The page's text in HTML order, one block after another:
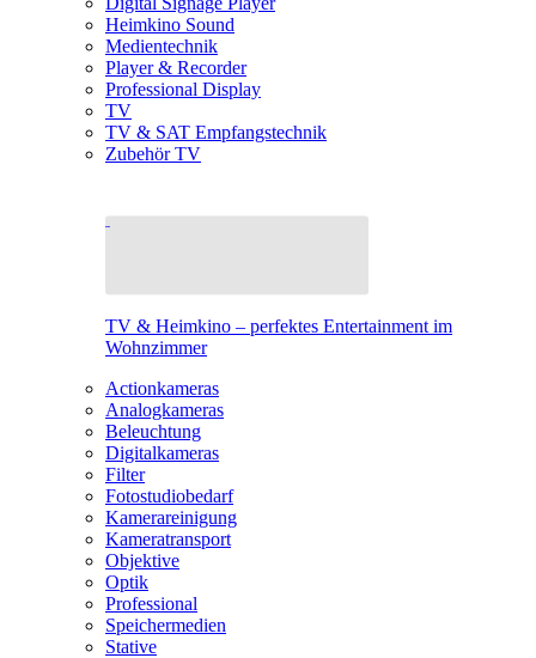
Heimkino Sound
Medientechnik
Player & Recorder
Professional Display
TV
TV & SAT Empfangstechnik
Zubehör TV
TV & Heimkino – perfektes Entertainment im
Wohnzimmer
Actionkameras
Analogkameras
Beleuchtung
Digitalkameras
Filter
Fotostudiobedarf
Kamerareinigung
Kameratransport
Objektive
Optik
Professional
Speichermedien
Stative